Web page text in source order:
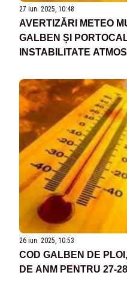
27 iun. 2025, 10:48
AVERTIZĂRI METEO
GALBEN ȘI
INSTABILITATE
26 iun. 2025, 10:53
COD GALBEN DE
DE ANM PENTRU 27-